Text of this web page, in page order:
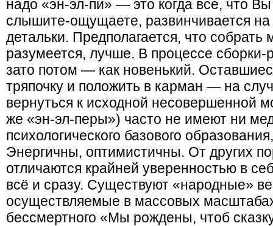
надо «эн-эл-пи» — это когда все, что
слышите-ощущаете, развинчивается
детальки. Предполагается, что
разумеется, лучше. В процессе
зато потом — как новенький.
тряпочку и положить в карман — на
вернуться к исходной несовершенной
же «эн-эл-перы») часто не имеют ни
психологического базового
Энергичны, оптимистичны. От других
отличаются крайней уверенностью в
всё и сразу. Существуют «народные»
осуществляемые в массовых
бессмертного «Мы рождены, чтоб